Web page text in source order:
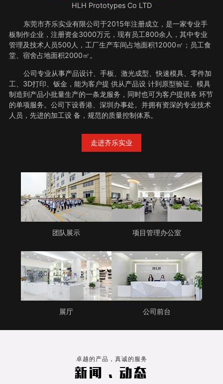
HLH Prototypes Co LTD
东莞市齐乐实业有限公司于2015年注册成立，是一家专业手
板制作企业，注册资金3000万元，现有员工800余人，其中专业
管理及技术人员500人，工厂生产车间占地面积12000㎡；员工食
堂、宿舍占地面积2000㎡。
公司专业从事产品设计、手板、激光成型、快速模具、零件加
工、3D打印、钣金，能为客户提 供从产品设 计到原型验证、模具
制造到产品小批量生产的一条龙服务，同时也可为客户提供各 环节
的单项服务。公司下设香港、深圳办事处。并拥有资深的专业技术
人员，先进的加工设 备，规范的质量控制体系。
走进齐乐实业
团队展示 项目管理办公室
展厅 公司前台
卓越的产品，真诚的服务
新闻 . 动态